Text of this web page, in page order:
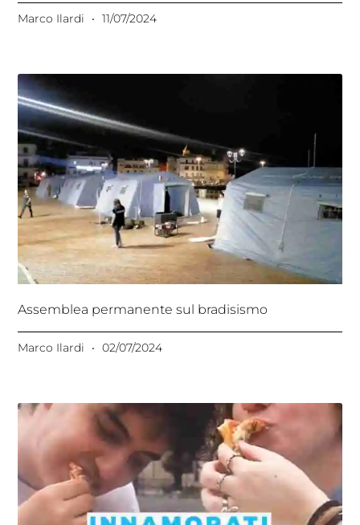
Marco Ilardi 11/07/2024
Assemblea permanente sul bradisismo
Marco Ilardi 02/07/2024